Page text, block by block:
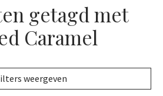
getagd met
Caramel
weergeven